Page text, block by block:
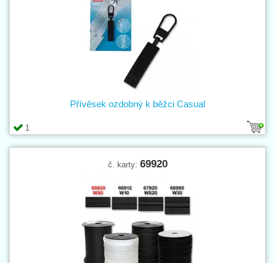
1
Přívěsek ozdobný k běžci Casual
č. karty: 69920